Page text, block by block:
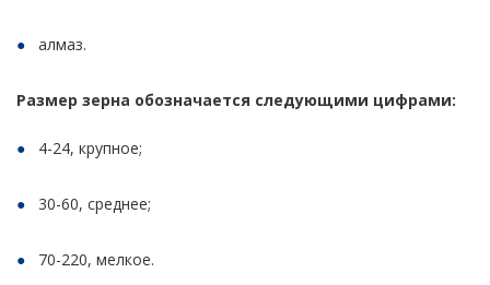
алмаз.
Размер зерна обозначается следующими цифрами:
4-24, крупное;
30-60, среднее;
70-220, мелкое.